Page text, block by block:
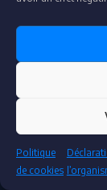
Politique
de cookies
"Accédez à votre